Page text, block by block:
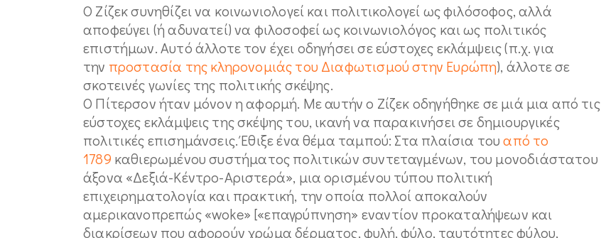
Ο Ζίζεκ συνηθίζει να κοινωνιολογεί και πολιτικολογεί ως φιλόσοφος, αλλά
αποφεύγει (ή αδυνατεί) να φιλοσοφεί ως κοινωνιολόγος και ως πολιτικός
επιστήμων. Αυτό άλλοτε τον έχει οδηγήσει σε εύστοχες εκλάμψεις (π.χ. για
την προστασία της κληρονομιάς του Διαφωτισμού στην Ευρώπη), άλλοτε σε
σκοτεινές γωνίες της πολιτικής σκέψης.
Ο Πίτερσον ήταν μόνον η αφορμή. Με αυτήν ο Ζίζεκ οδηγήθηκε σε μιά μια από τις
εύστοχες εκλάμψεις της σκέψης του, ικανή να παρακινήσει σε δημιουργικές
πολιτικές επισημάνσεις. Έθιξε ένα θέμα ταμπού: Στα πλαίσια τουαπό το
1789 καθιερωμένου συστήματος πολιτικών συντεταγμένων, του μονοδιάστατου
άξονα «Δεξιά-Κέντρο-Αριστερά», μια ορισμένου τύπου πολιτική
επιχειρηματολογία και πρακτική, την οποία πολλοί αποκαλούν
αμερικανοπρεπώς «woke» [«επαγρύπνηση» εναντίον προκαταλήψεων και
διακρίσεων που αφορούν χρώμα δέρματος, φυλή, φύλο, ταυτότητες φύλου,